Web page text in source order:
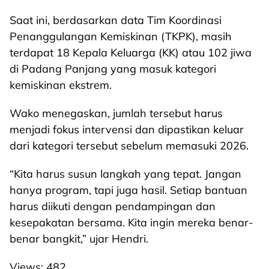
Saat ini, berdasarkan data Tim Koordinasi
Penanggulangan Kemiskinan (TKPK), masih
terdapat 18 Kepala Keluarga (KK) atau 102 jiwa
di Padang Panjang yang masuk kategori
kemiskinan ekstrem.
Wako menegaskan, jumlah tersebut harus
menjadi fokus intervensi dan dipastikan keluar
dari kategori tersebut sebelum memasuki 2026.
“Kita harus susun langkah yang tepat. Jangan
hanya program, tapi juga hasil. Setiap bantuan
harus diikuti dengan pendampingan dan
kesepakatan bersama. Kita ingin mereka benar-
benar bangkit,” ujar Hendri.